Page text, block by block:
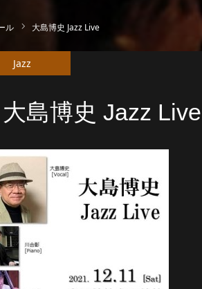
ル 大島博史 Jazz Live
大島博史 Jazz Live
Jazz